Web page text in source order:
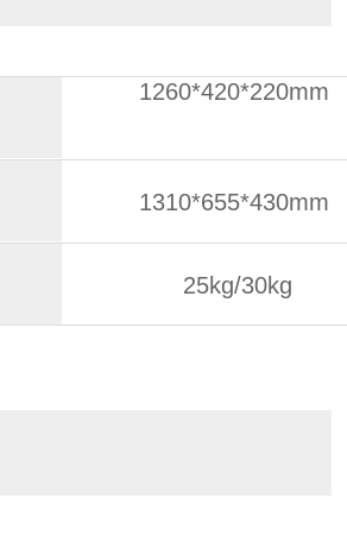
1260*420*220mm
1310*655*430mm
25kg/30kg